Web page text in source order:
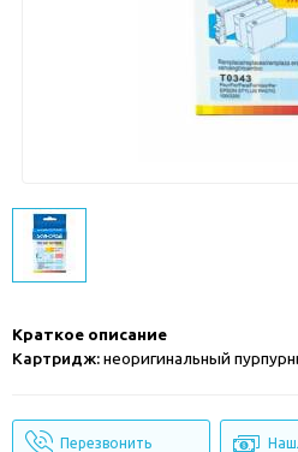
Краткое описание
Картридж:неоригинальный
Перезвонить